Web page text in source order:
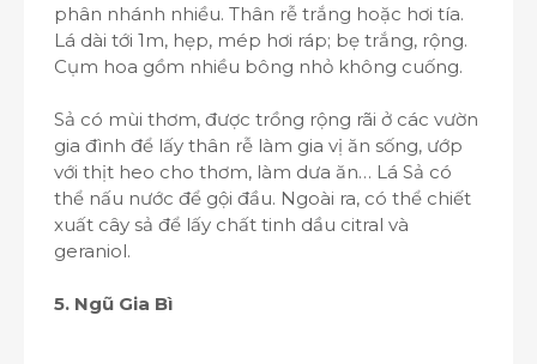
phân nhánh nhiều. Thân rễ trắng hoặc hơi tía.
Lá dài tới 1m, hẹp, mép hơi ráp; bẹ trắng, rộng.
Cụm hoa gồm nhiều bông nhỏ không cuống.
Sả có mùi thơm, được trồng rộng rãi ở các vườn
gia đình để lấy thân rễ làm gia vị ăn sống, ướp
với thịt heo cho thơm, làm dưa ăn… Lá Sả có
thể nấu nước để gội đầu. Ngoài ra, có thể chiết
xuất cây sả để lấy chất tinh dầu citral và
geraniol.
5. Ngũ Gia Bì